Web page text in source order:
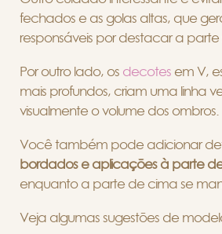
fechados e as golas altas, que
responsáveis por destacar a parte
Por outro lado, os decotes em V,
mais profundos, criam uma linha
visualmente o volume dos ombros.
Você também pode adicionar
bordados e aplicações à parte
enquanto a parte de cima se
Veja algumas sugestões de